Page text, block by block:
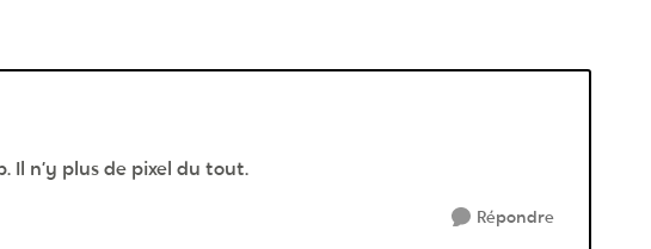
Il n’y plus de pixel du tout.
Répondre